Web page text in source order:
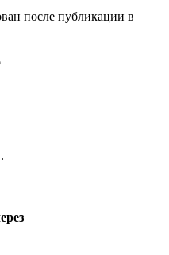
после публикации в
.